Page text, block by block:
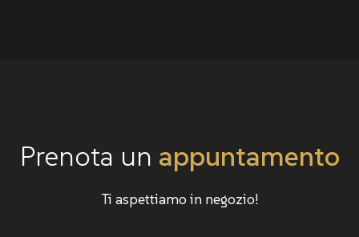
Prenota un appuntamento
Ti aspettiamo in negozio!